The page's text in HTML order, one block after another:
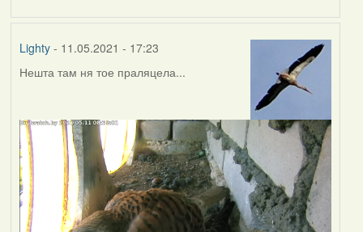
Lighty- 11.05.2021 - 17:23
Нешта там ня тое праляцела...